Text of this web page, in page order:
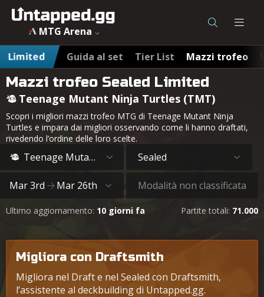
MTG Arena
Limited
Guida al set Tier List Mazzi trofeo
Mazzi trofeo Sealed Limited
Teenage Mutant Ninja Turtles (TMT)
Scopri i migliori mazzi trofeo MTG di Teenage Mutant Ninja
Turtles e impara dai migliori osservando come li hanno draftati,
rivedendo l’ordine delle loro scelte.
Teenage Mutant Ninja Turtles Sealed
Mar 3rd Mar 26th Modalità non classificata
Ultimo aggiornamento: 10 giorni fa Partite totali: 71.000
Migliora con Draftsmith
Migliora nel Draft e nel Sealed con Draftsmith,
l’assistente al deckbuilding di Untapped.gg.